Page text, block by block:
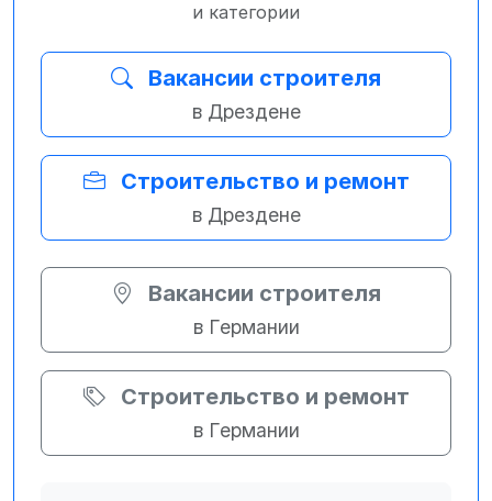
и категории
Вакансии строителя
в Дрездене
Строительство и ремонт
в Дрездене
Вакансии строителя
в Германии
Строительство и ремонт
в Германии